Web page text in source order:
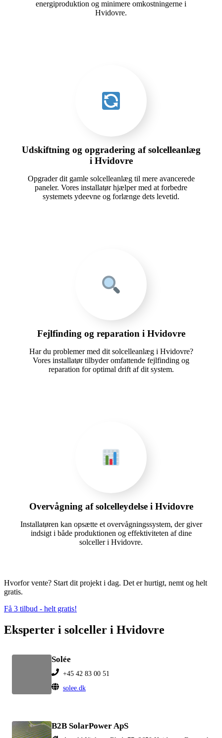
energiproduktion og minimere omkostningerne i
Hvidovre.
Udskiftning og opgradering af solcelleanlæg
i Hvidovre
Opgrader dit gamle solcelleanlæg til mere avancerede
paneler. Vores installatør hjælper med at forbedre
systemets ydeevne og forlænge dets levetid.
Fejlfinding og reparation i Hvidovre
Har du problemer med dit solcelleanlæg i Hvidovre?
Vores installatør tilbyder omfattende fejlfinding og
reparation for optimal drift af dit system.
Overvågning af solcelleydelse i Hvidovre
Installatøren kan opsætte et overvågningssystem, der giver
indsigt i både produktionen og effektiviteten af dine
solceller i Hvidovre.
Hvorfor vente? Start dit projekt i dag. Det er hurtigt, nemt og helt
gratis.
Få 3 tilbud - helt gratis!
Eksperter i solceller i Hvidovre
Solée
+45 42 83 00 51
solee.dk
B2B SolarPower ApS